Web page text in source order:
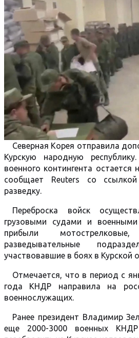
Северная Корея отправила
Курскую народную
военного контингента
сообщает Reuters со
разведку.
Переброска войск
грузовыми судами и
прибыли
разведывательные
участвовавшие в боях в Курской
Отмечается, что в период с
года КНДР направила на
военнослужащих.
Ранее президент Владимир
еще 2000-3000 военных КНДР